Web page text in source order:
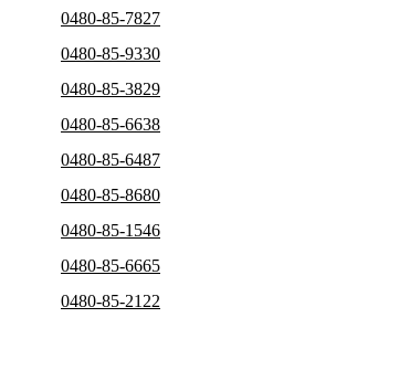
0480-85-7827
0480-85-9330
0480-85-3829
0480-85-6638
0480-85-6487
0480-85-8680
0480-85-1546
0480-85-6665
0480-85-2122